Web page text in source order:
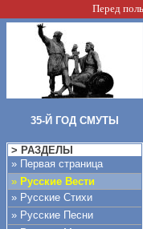
Перед
35-Й ГОД СМУТЫ
> РАЗДЕЛЫ
» Первая страница
» Русские Вести
» Русские Стихи
» Русские Песни